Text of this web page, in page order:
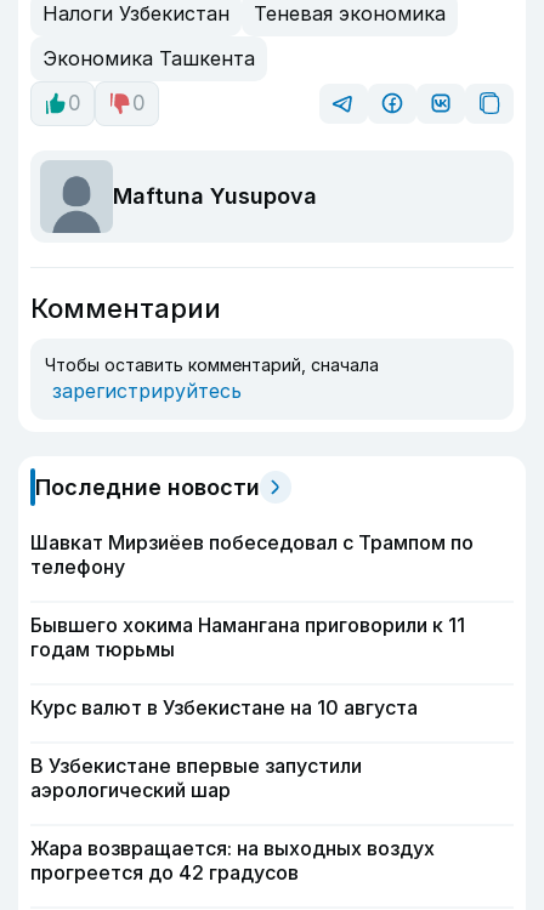
Налоги Узбекистан
Теневая экономика
Экономика Ташкента
0
0
Maftuna Yusupova
Комментарии
Чтобы оставить комментарий, сначала
зарегистрируйтесь
Последние новости
Шавкат Мирзиёев побеседовал с Трампом по
телефону
Бывшего хокима Намангана приговорили к 11
годам тюрьмы
Курс валют в Узбекистане на 10 августа
В Узбекистане впервые запустили
аэрологический шар
Жара возвращается: на выходных воздух
прогреется до 42 градусов